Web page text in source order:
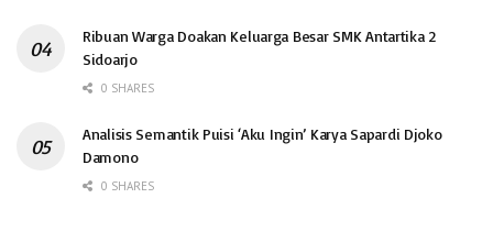
Ribuan Warga Doakan Keluarga Besar SMK Antartika 2
Sidoarjo
0 SHARES
Analisis Semantik Puisi ‘Aku Ingin’ Karya Sapardi Djoko
Damono
0 SHARES